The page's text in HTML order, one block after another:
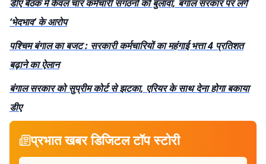
डीए बैठक में केवल चार कर्मचारी संगठनों को बुलावा, बंगाल सरकार पर लगे
‘भेदभाव’ के आरोप
पश्चिम बंगाल का बजट : सरकारी कर्मचारियों का महंगाई भत्ता 4 प्रतिशत
बढ़ाने का ऐलान
बंगाल सरकार को सुप्रीम कोर्ट से झटका, एरियर के साथ देना होगा बकाया
डीए
प्रभात खबर डिजिटल टॉप स्टोरी